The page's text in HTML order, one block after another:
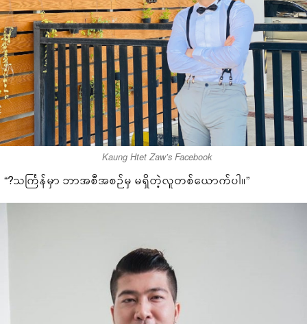
Kaung Htet Zaw’s Facebook
“?သင်္ကြန်မှာ ဘာအစီအစဉ်မှ မရှိတဲ့လူတစ်ယောက်ပါ။”